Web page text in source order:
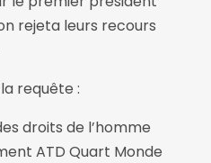
rejeta leurs recours
requête :
droits de l’homme
ATD Quart Monde